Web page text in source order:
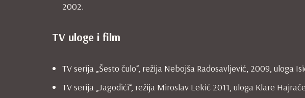
2002.
TV uloge i film
TV serija „Šesto čulo“, režija Nebojša Radosavljević, 2009, uloga
TV serija „Jagodići“, režija Miroslav Lekić 2011, uloga Klare